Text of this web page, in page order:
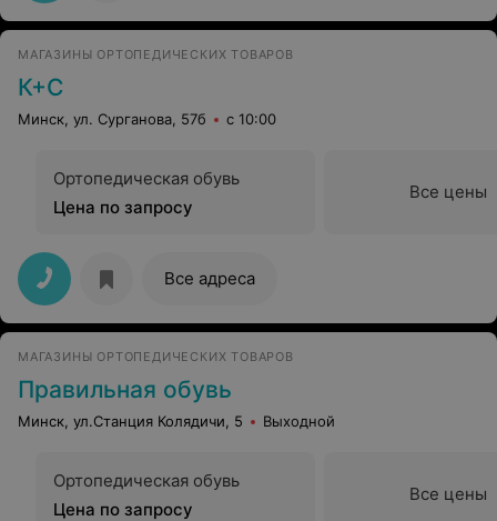
МАГАЗИНЫ ОРТОПЕДИЧЕСКИХ ТОВАРОВ
К+С
Минск, ул. Сурганова, 57б с 10:00
Ортопедическая обувь
Цена по запросу
Все цены
Все адреса
МАГАЗИНЫ ОРТОПЕДИЧЕСКИХ ТОВАРОВ
Правильная обувь
Минск, ул.Станция Колядичи, 5 Выходной
Ортопедическая обувь
Цена по запросу
Все цены